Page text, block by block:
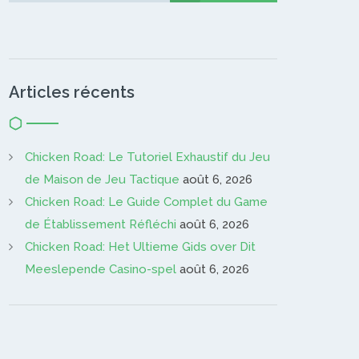
Articles récents
Chicken Road: Le Tutoriel Exhaustif du Jeu
de Maison de Jeu Tactique août 6, 2026
Chicken Road: Le Guide Complet du Game
de Établissement Réfléchi août 6, 2026
Chicken Road: Het Ultieme Gids over Dit
Meeslepende Casino-spel août 6, 2026